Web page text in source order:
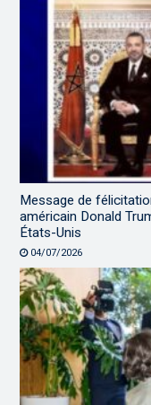
Message de
américain Donald
États-Unis
04/07/2026